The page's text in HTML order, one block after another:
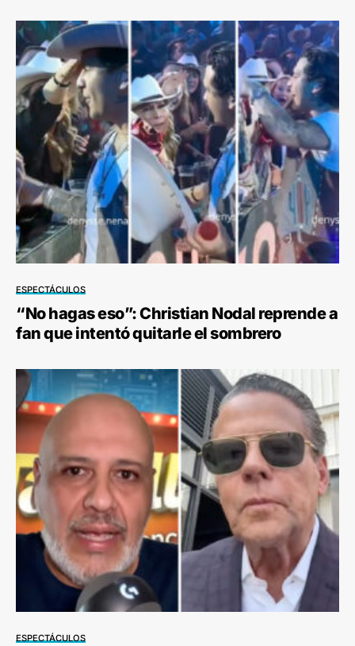
ESPECTÁCULOS
“No hagas eso”: Christian Nodal reprende a
fan que intentó quitarle el sombrero
ESPECTÁCULOS